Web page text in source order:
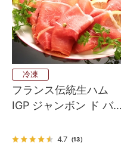
冷凍
フランス伝統生ハム
IGP ジャンボン ド バイ
4.7 （13）